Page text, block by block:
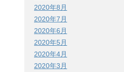
2020年8月
2020年7月
2020年6月
2020年5月
2020年4月
2020年3月